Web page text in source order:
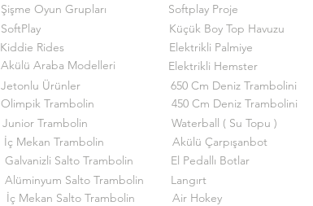
Şişme Oyun Grupları
SoftPlay
Kiddie Rides
Akülü Araba Modelleri
Jetonlu Ürünler
Olimpik Trambolin
Junior Trambolin
İç Mekan Trambolin
Galvanizli Salto Trambolin
Alüminyum Salto Trambolin
İç Mekan Salto Trambolin
Softplay Proje
Küçük Boy Top Havuzu
Elektrikli Palmiye
Elektrikli Hemster
650 Cm Deniz Trambolini
450 Cm Deniz Trambolini
Waterball ( Su Topu )
Akülü Çarpışanbot
El Pedallı Botlar
Langırt
Air Hokey